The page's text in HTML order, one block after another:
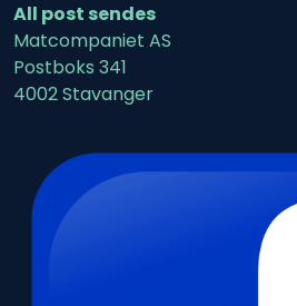
All post sendes
Matcompaniet AS
Postboks 341
4002 Stavanger